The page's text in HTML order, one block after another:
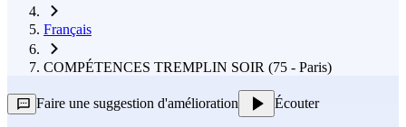
Français
COMPÉTENCES TREMPLIN SOIR (75 - Paris)
Faire une suggestion d'amélioration Écouter